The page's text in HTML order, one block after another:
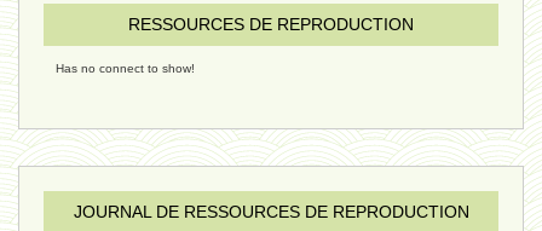
ressources de vie 05 - 23 décembre
humain 08 - 16 décembre 2024
RESSOURCES DE REPRODUCTION
Has no connect to show!
JOURNAL DE RESSOURCES DE REPRODUCTION